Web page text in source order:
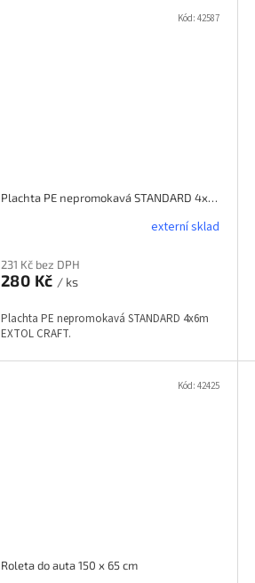
Plachta PE nepromokavá STANDARD 4x6m EXTOL CRAFT
externí sklad
231 Kč bez DPH
280 Kč / ks
Plachta PE nepromokavá STANDARD 4x6m
EXTOL CRAFT.
Kód:42587
Roleta do auta 150 x 65 cm
Kód:42425